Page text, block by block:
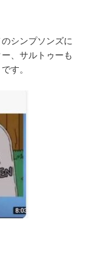
シンプソンズに
、サルトゥーも
す。